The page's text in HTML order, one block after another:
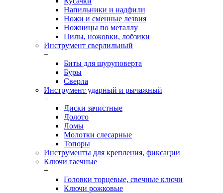
Напильники и надфили
Ножи и сменные лезвия
Ножницы по металлу
Пилы, ножовки, лобзики
Инструмент сверлильный
+
Биты для шуруповерта
Буры
Сверла
Инструмент ударный и рычажный
+
Диски зачистные
Долото
Ломы
Молотки слесарные
Топоры
Инструменты для крепления, фиксации
Ключи гаечные
+
Головки торцевые, свечные ключи
Ключи рожковые